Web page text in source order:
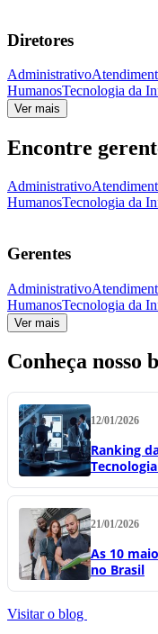
Diretores
Administrativo
HumanosTecnologia da
Ver mais
Encontre
Administrativo
HumanosTecnologia da
Gerentes
Administrativo
HumanosTecnologia da
Ver mais
Conheça nosso
12/01/2026
Ranking
21/01/2026
As 10
no Brasil
Visitar o blog